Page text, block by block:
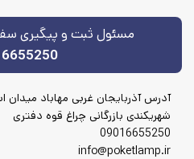
مسئول ثبت و پیگیری
آدرس آذربایجان غربی مهاباد
شهریکندی بازرگانی چراغ قوه دفتری
09016655250
info@poketlamp.ir